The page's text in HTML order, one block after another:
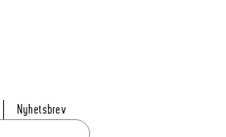
Nyhetsbrev